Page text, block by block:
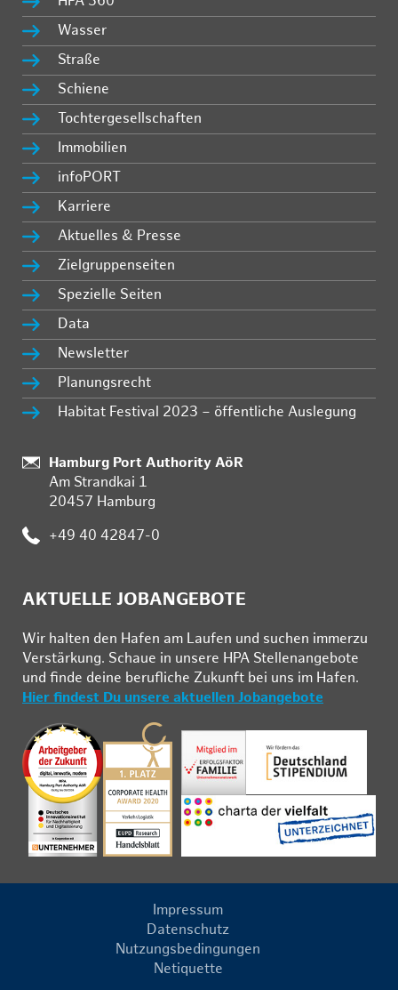
Wasser
Straße
Schiene
Tochtergesellschaften
Immobilien
infoPORT
Karriere
Aktuelles & Presse
Zielgruppenseiten
Spezielle Seiten
Data
Newsletter
Planungsrecht
Habitat Festival 2023 – öffentliche Auslegung
:
Hamburg Port Authority AöR
Am Strandkai 1
20457 Hamburg
: +49 40 42847-0
AKTUELLE JOBANGEBOTE
Wir hal­ten den Ha­fen am Lau­fen und su­chen im­mer­zu
Ver­stär­kung. Schau­e in un­se­re HPA Stel­len­an­ge­bo­te
und fin­de deine be­ruf­li­che Zu­kunft bei uns im Ha­fen.
Hier findest Du unsere aktuellen Jobangebote
Impressum
Datenschutz
Nutzungsbedingungen
Netiquette